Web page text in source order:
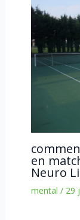
en
Neuro
mental / 29